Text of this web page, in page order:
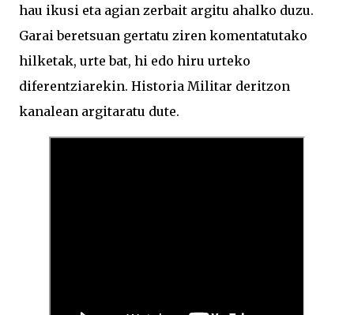
hau ikusi eta agian zerbait argitu ahalko duzu.
Garai beretsuan gertatu ziren komentatutako
hilketak, urte bat, hi edo hiru urteko
diferentziarekin. Historia Militar deritzon
kanalean argitaratu dute.